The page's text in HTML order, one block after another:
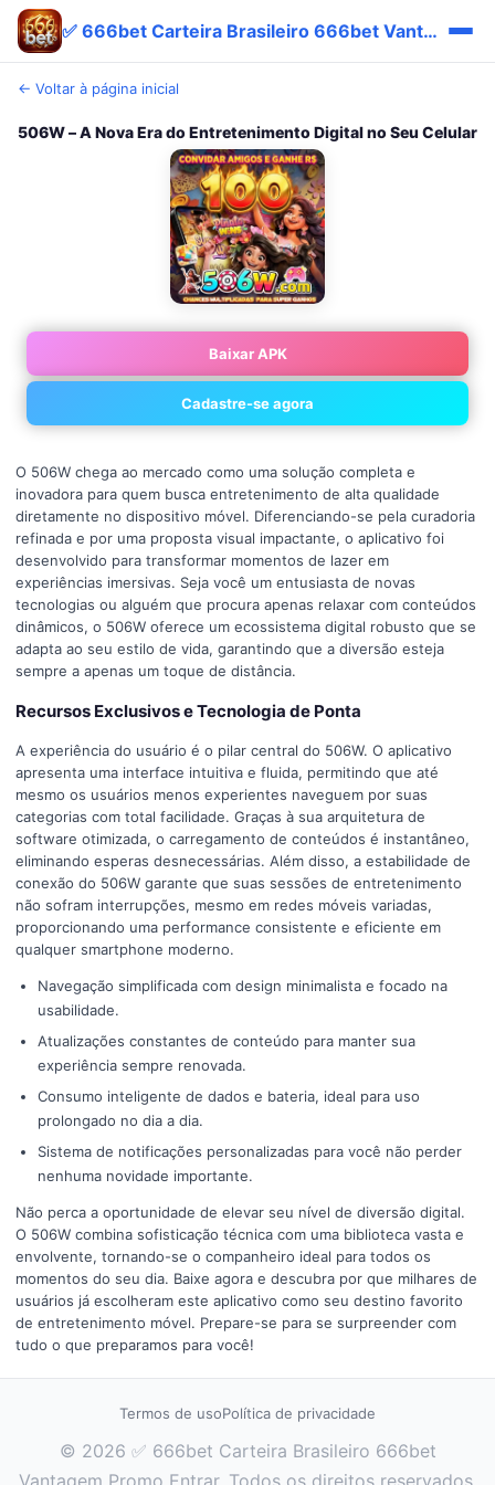
✅ 666bet Carteira Brasileiro 666bet Vantagem Promo Entrar
← Voltar à página inicial
506W – A Nova Era do Entretenimento Digital no Seu Celular
Baixar APK
Cadastre-se agora
O 506W chega ao mercado como uma solução completa e
inovadora para quem busca entretenimento de alta qualidade
diretamente no dispositivo móvel. Diferenciando-se pela curadoria
refinada e por uma proposta visual impactante, o aplicativo foi
desenvolvido para transformar momentos de lazer em
experiências imersivas. Seja você um entusiasta de novas
tecnologias ou alguém que procura apenas relaxar com conteúdos
dinâmicos, o 506W oferece um ecossistema digital robusto que se
adapta ao seu estilo de vida, garantindo que a diversão esteja
sempre a apenas um toque de distância.
Recursos Exclusivos e Tecnologia de Ponta
A experiência do usuário é o pilar central do 506W. O aplicativo
apresenta uma interface intuitiva e fluida, permitindo que até
mesmo os usuários menos experientes naveguem por suas
categorias com total facilidade. Graças à sua arquitetura de
software otimizada, o carregamento de conteúdos é instantâneo,
eliminando esperas desnecessárias. Além disso, a estabilidade de
conexão do 506W garante que suas sessões de entretenimento
não sofram interrupções, mesmo em redes móveis variadas,
proporcionando uma performance consistente e eficiente em
qualquer smartphone moderno.
Navegação simplificada com design minimalista e focado na
usabilidade.
Atualizações constantes de conteúdo para manter sua
experiência sempre renovada.
Consumo inteligente de dados e bateria, ideal para uso
prolongado no dia a dia.
Sistema de notificações personalizadas para você não perder
nenhuma novidade importante.
Não perca a oportunidade de elevar seu nível de diversão digital.
O 506W combina sofisticação técnica com uma biblioteca vasta e
envolvente, tornando-se o companheiro ideal para todos os
momentos do seu dia. Baixe agora e descubra por que milhares de
usuários já escolheram este aplicativo como seu destino favorito
de entretenimento móvel. Prepare-se para se surpreender com
tudo o que preparamos para você!
Termos de usoPolítica de privacidade
© 2026 ✅ 666bet Carteira Brasileiro 666bet
Vantagem Promo Entrar. Todos os direitos reservados.